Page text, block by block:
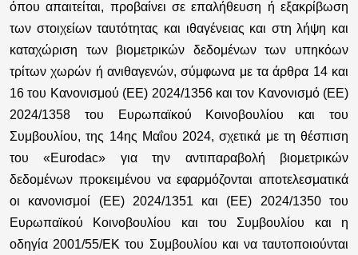
όπου απαιτείται, προβαίνει σε επαλήθευση ή εξακρίβωση
των στοιχείων ταυτότητας και ιθαγένειας και στη λήψη και
καταχώριση των βιομετρικών δεδομένων των υπηκόων
τρίτων χωρών ή ανιθαγενών, σύμφωνα με τα άρθρα 14 και
16 του Κανονισμού (ΕΕ) 2024/1356 και τον Κανονισμό (ΕΕ)
2024/1358 του Ευρωπαϊκού Κοινοβουλίου και του
Συμβουλίου, της 14ης Μαΐου 2024, σχετικά με τη θέσπιση
του «Eurodac» για την αντιπαραβολή βιομετρικών
δεδομένων προκειμένου να εφαρμόζονται αποτελεσματικά
οι κανονισμοί (ΕΕ) 2024/1351 και (ΕΕ) 2024/1350 του
Ευρωπαϊκού Κοινοβουλίου και του Συμβουλίου και η
οδηγία 2001/55/ΕΚ του Συμβουλίου και να ταυτοποιούνται